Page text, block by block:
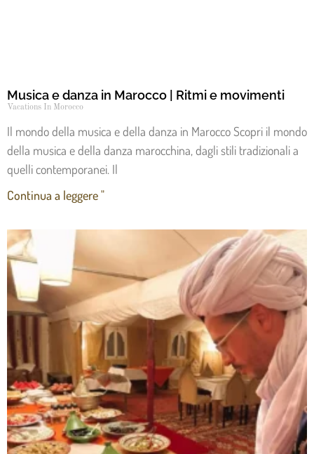
Musica e danza in Marocco | Ritmi e movimenti
Vacations In Morocco
Il mondo della musica e della danza in Marocco Scopri il mondo
della musica e della danza marocchina, dagli stili tradizionali a
quelli contemporanei. Il
Continua a leggere "